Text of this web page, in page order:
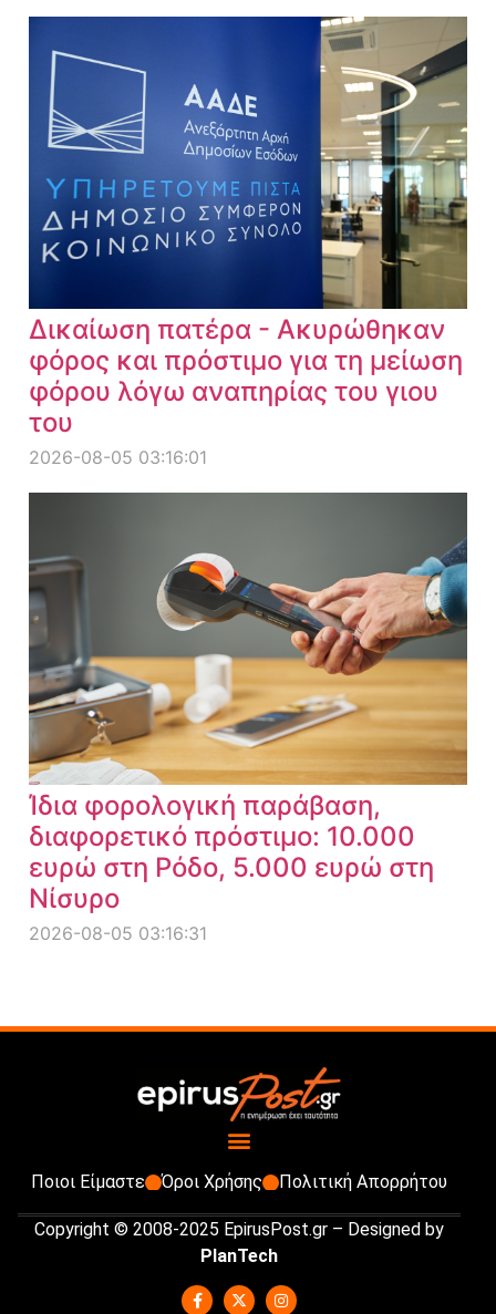
Δικαίωση πατέρα - Ακυρώθηκαν
φόρος και πρόστιμο για τη μείωση
φόρου λόγω αναπηρίας του γιου
του
2026-08-05 03:16:01
Ίδια φορολογική παράβαση,
διαφορετικό πρόστιμο: 10.000
ευρώ στη Ρόδο, 5.000 ευρώ στη
Νίσυρο
2026-08-05 03:16:31
Ποιοι Είμαστε Όροι Χρήσης Πολιτική Απορρήτου
Copyright © 2008-2025 EpirusPost.gr – Designed by
PlanTech